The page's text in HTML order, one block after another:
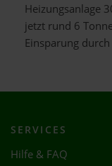
Heizungsanlage
jetzt rund 6
Einsparung
SERVICES
Hilfe & FAQ